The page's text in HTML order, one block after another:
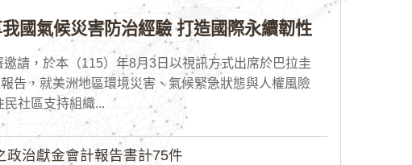
國氣候災害防治經驗 打造國際永續韌性
請，於本（115）年8月3日以視訊方式出席於巴拉圭
告，就美洲地區環境災害、氣候緊急狀態與人權風險
社區支持組織...
政治獻金會計報告書計75件